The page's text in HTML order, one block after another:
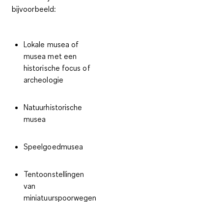
bijvoorbeeld:
Lokale musea of
musea met een
historische focus of
archeologie
Natuurhistorische
musea
Speelgoedmusea
Tentoonstellingen
van
miniatuurspoorwegen